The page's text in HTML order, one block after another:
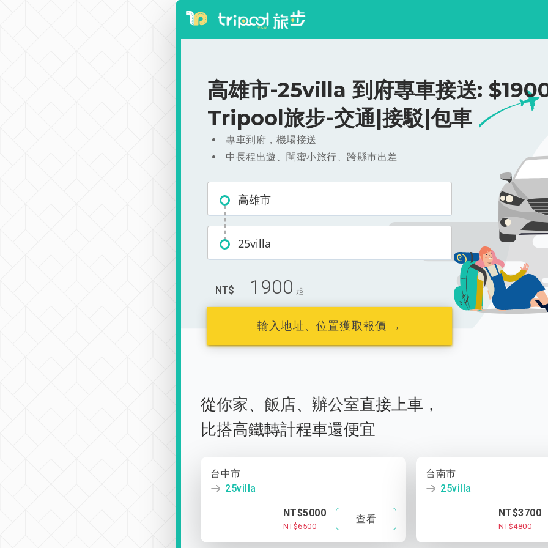
高雄市-25villa 到府專車接送:
Tripool旅步-交通|接駁|包車
專車到府，機場接送
中長程出遊、閨蜜小旅行、跨縣市出差
高雄市
25villa
NT$ 1900 起
輸入地址、位置獲取報價 →
從你家、 飯店、 辦公室直接上車，
比搭高鐵轉計程車還便宜
台中市
25villa
NT$5000
NT$6500
查看
台南市
25villa
NT$3700
NT$4800